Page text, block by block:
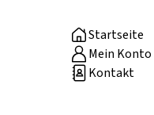
Startseite
Mein Konto
Kontakt